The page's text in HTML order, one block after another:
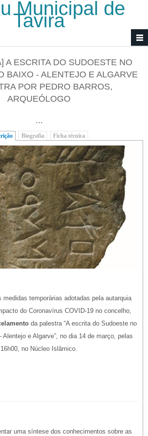
principal
Municipal de
Tavira
A ESCRITA DO SUDOESTE NO
BAIXO - ALENTEJO E ALGARVE
POR PEDRO BARROS,
ARQUEÓLOGO
...
(separador ativo)
Biografia Ficha técnica
medidas temporárias adotadas pela autarquia
do Coronavírus COVID-19 no concelho,
da palestra “A escrita do Sudoeste no
e Algarve”, no dia 14 de março, pelas
16h00, no Núcleo Islâmico.
uma síntese dos conhecimentos sobre as